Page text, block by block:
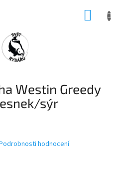
Westin Greedy
sýr
hodnocení